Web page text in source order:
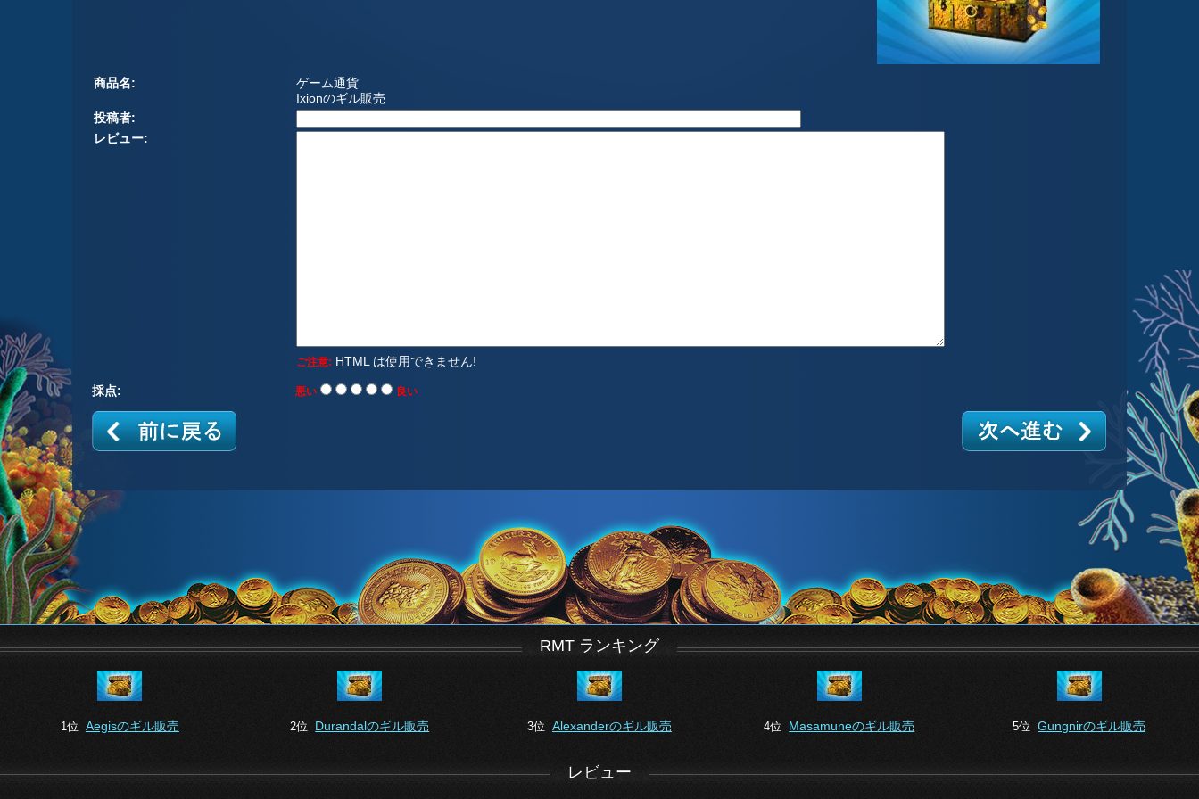
商品名:
ゲーム通貨
Ixionのギル販売
投稿者:
レビュー:
ご注意: HTML は使用できません!
採点: 悪い 良い
RMT ランキング
1位 Aegisのギル販売 2位 Durandalのギル販売 3位 Alexanderのギル販売 4位 Masamuneのギル販売 5位Gungnirのギル販売
レビュー